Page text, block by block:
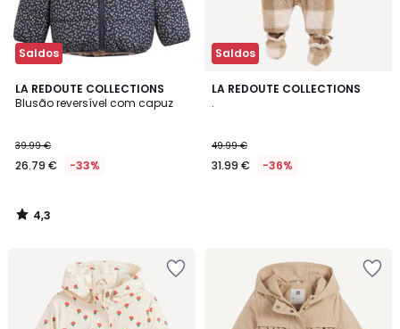
Saldos
LA REDOUTE COLLECTIONS
Blusão reversível com capuz
39.99 €
26.79 € -33%
4,3
/ 5
4,3
/
Saldos
LA REDOUTE COLLECTIONS
.
49.99 €
31.99 € -36%